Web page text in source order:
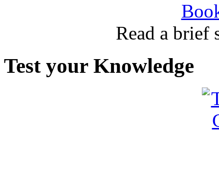
Read a brief
Test your Knowledge